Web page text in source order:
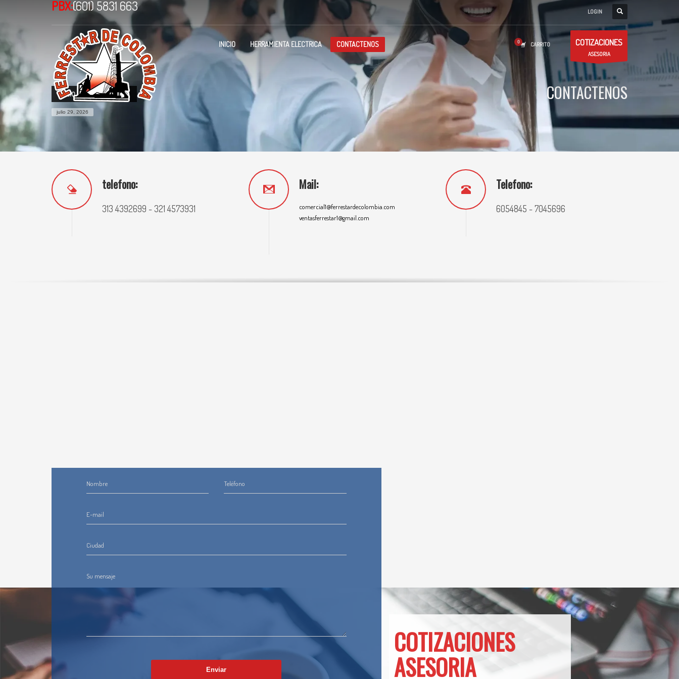
PBX:(601) 5831 663 LOGIN
INICIO HERRAMIENTA ELECTRICA CONTACTENOS CARRITO COTIZACIONES
ASESORIA
INICIO CONTACTENOS
julio 29, 2026
CONTACTENOS
telefono:
313 4392699 - 321 4573931
Mail:
comercial1@ferrestardecolombia.com
ventasferrestar1@gmail.com
Telefono:
6054845 - 7045696
Nombre Teléfono
E-mail
Ciudad
Su mensaje
Enviar
COTIZACIONES
ASESORIA